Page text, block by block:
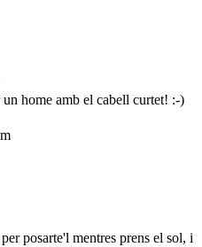
home amb el cabell curtet! :-)
posarte'l mentres prens el sol, i